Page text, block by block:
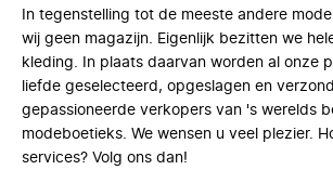
In tegenstelling tot de meeste andere
wij geen magazijn. Eigenlijk bezitten we
kleding. In plaats daarvan worden al onze
liefde geselecteerd, opgeslagen en
gepassioneerde verkopers van 's werelds
modeboetieks. We wensen u veel plezier.
services? Volg ons dan!